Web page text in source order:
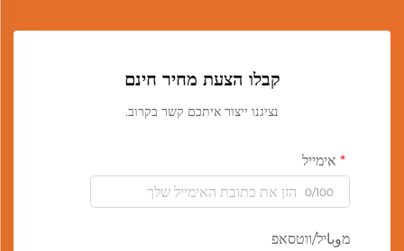
קבלו הצעת מחיר חינם
נציגנו ייצור איתכם קשר בקרוב.
אימייל
0/100
מوباיל/ווטסאפ